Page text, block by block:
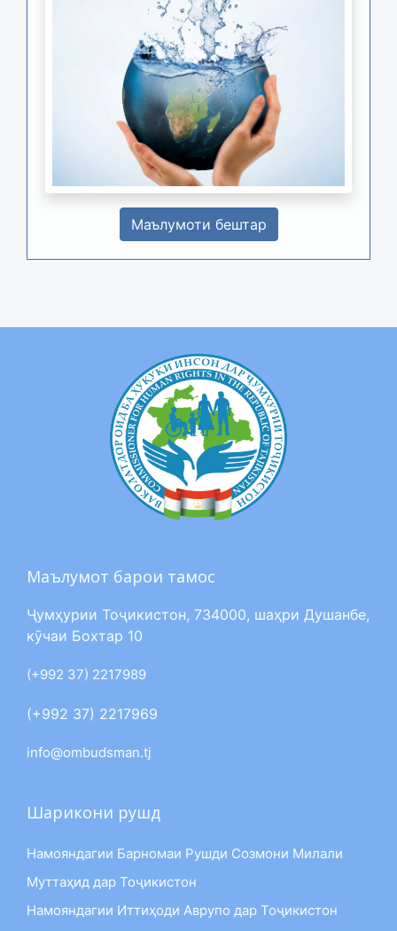
Маълумоти бештар
Маълумот барои тамос
Ҷумҳурии Тоҷикистон, 734000, шаҳри Душанбе,
кӯчаи Бохтар 10
(+992 37) 2217989
(+992 37) 2217969
info@ombudsman.tj
Шарикони рушд
Намояндагии Барномаи Рушди Созмони Милали
Муттаҳид дар Тоҷикистон
Намояндагии Иттиҳоди Аврупо дар Тоҷикистон